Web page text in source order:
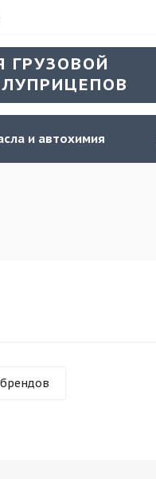
ГРУЗОВОЙ
и автохимия